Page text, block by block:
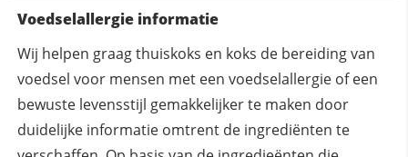
Voedselallergie informatie
Wij helpen graag thuiskoks en koks de bereiding van
voedsel voor mensen met een voedselallergie of een
bewuste levensstijl gemakkelijker te maken door
duidelijke informatie omtrent de ingrediënten te